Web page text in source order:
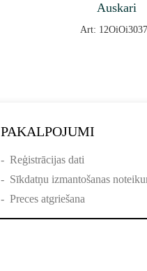
Auskari
Art:
PAKALPOJUMI
- Reģistrācijas dati
- Sīkdatņu izmantošanas
- Preces atgriešana